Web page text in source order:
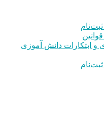
و ابتکارات دانش آموزی